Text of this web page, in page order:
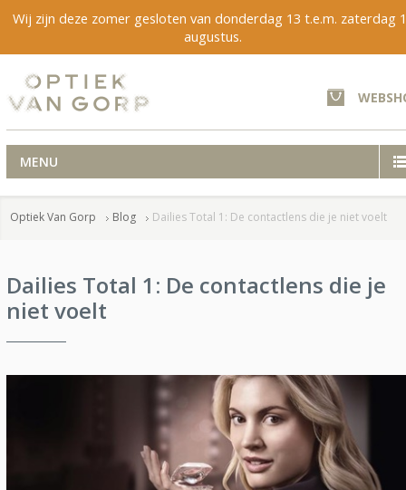
Wij zijn deze zomer gesloten van donderdag 13 t.e.m. zaterdag
augustus.
MENU
Optiek Van Gorp Blog Dailies Total 1: De contactlens die je niet voelt
Dailies Total 1: De contactlens die je
niet voelt